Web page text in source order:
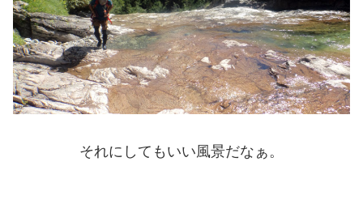
それにしてもいい風景だなぁ。